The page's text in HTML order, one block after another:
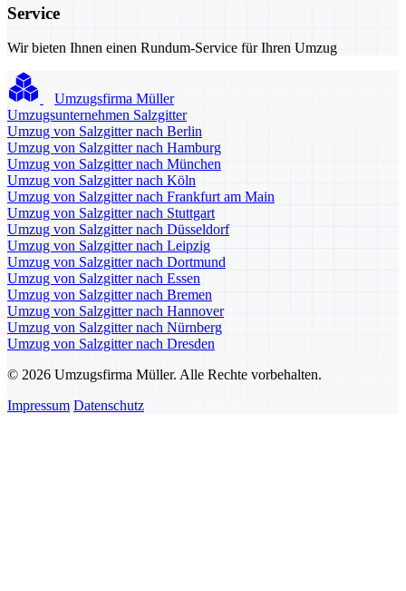
Service
Wir bieten Ihnen einen Rundum-Service für Ihren Umzug
Umzugsfirma Müller
Umzugsunternehmen Salzgitter
Umzug von Salzgitter nach Berlin
Umzug von Salzgitter nach Hamburg
Umzug von Salzgitter nach München
Umzug von Salzgitter nach Köln
Umzug von Salzgitter nach Frankfurt am Main
Umzug von Salzgitter nach Stuttgart
Umzug von Salzgitter nach Düsseldorf
Umzug von Salzgitter nach Leipzig
Umzug von Salzgitter nach Dortmund
Umzug von Salzgitter nach Essen
Umzug von Salzgitter nach Bremen
Umzug von Salzgitter nach Hannover
Umzug von Salzgitter nach Nürnberg
Umzug von Salzgitter nach Dresden
© 2026 Umzugsfirma Müller. Alle Rechte vorbehalten.
Impressum Datenschutz